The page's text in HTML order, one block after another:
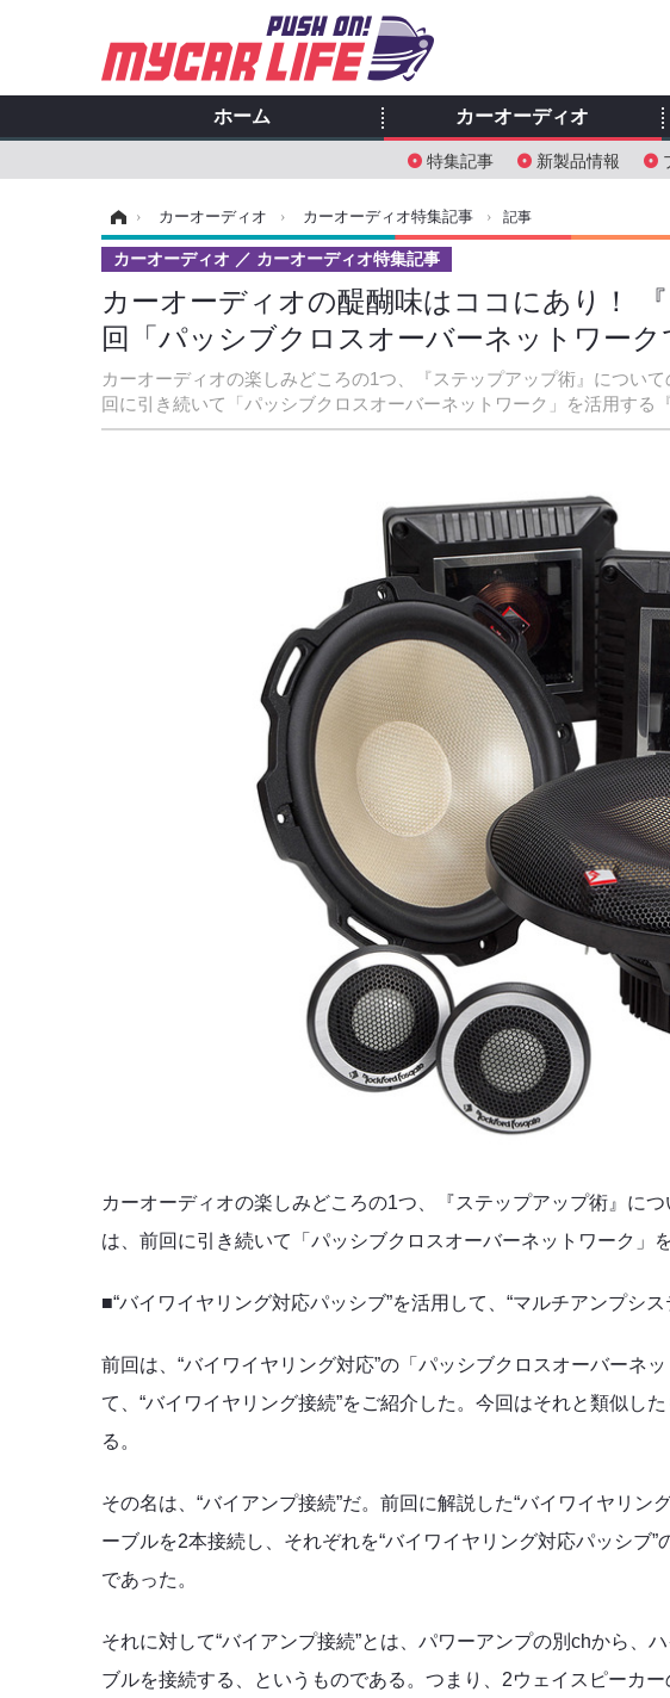
ホーム カーオーディオ
特集記事 新製品情報
› カーオーディオ › カーオーディオ特集記事 › 記事
カーオーディオの醍醐味はココにあり！
回「パッシブクロスオーバーネットワーク
カーオーディオの楽しみどころの1つ、『ステップアップ術』につい
回に引き続いて「パッシブクロスオーバーネットワーク」を活用する
カーオーディオ カーオーディオ特集記事
カーオーディオの楽しみどころの1つ、『ステップアップ術』に
は、前回に引き続いて「パッシブクロスオーバーネットワーク」
■“バイワイヤリング対応パッシブ”を活用して、“マルチアンプシス
前回は、“バイワイヤリング対応”の「パッシブクロスオーバーネ
て、“バイワイヤリング接続”をご紹介した。今回はそれと類似し
る。
その名は、“バイアンプ接続”だ。前回に解説した“バイワイヤリン
ーブルを2本接続し、それぞれを“バイワイヤリング対応パッシブ
であった。
それに対して“バイアンプ接続”とは、パワーアンプの別chから、
ブルを接続する、というものである。つまり、2ウェイスピーカ